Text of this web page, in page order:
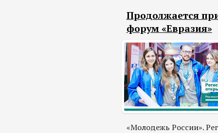
Продолжается
форум «Евразия»
«Молодежь России».